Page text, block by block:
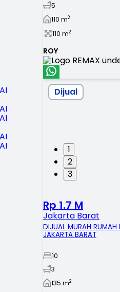
5
110 m2
110 m2
ROY
1
2
3
Dijual
Rp 1.7 M
Jakarta Barat
DIJUAL MURAH
JAKARTA BARAT
10
3
135 m2